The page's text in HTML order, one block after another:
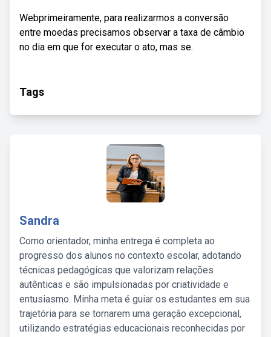
Webprimeiramente, para realizarmos a conversão
entre moedas precisamos observar a taxa de câmbio
no dia em que for executar o ato, mas se.
Tags
Sandra
Como orientador, minha entrega é completa ao
progresso dos alunos no contexto escolar, adotando
técnicas pedagógicas que valorizam relações
autênticas e são impulsionadas por criatividade e
entusiasmo. Minha meta é guiar os estudantes em sua
trajetória para se tornarem uma geração excepcional,
utilizando estratégias educacionais reconhecidas por